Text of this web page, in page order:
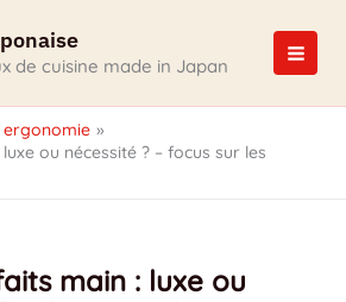
de cuisine made in Japan
ergonomie
ou nécessité ? – focus sur les
main : luxe ou